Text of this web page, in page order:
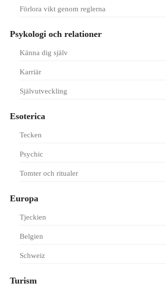
Förlora vikt genom reglerna
Psykologi och relationer
Känna dig själv
Karriär
Självutveckling
Esoterica
Tecken
Psychic
Tomter och ritualer
Europa
Tjeckien
Belgien
Schweiz
Turism